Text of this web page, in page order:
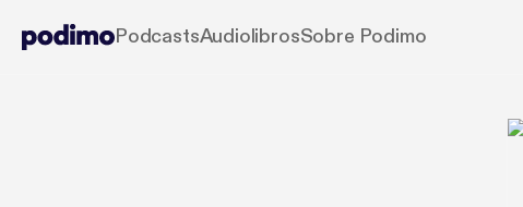
PodcastsAudiolibrosSobre Podimo